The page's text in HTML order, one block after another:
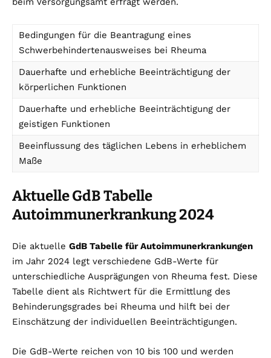
Bedingungen für die Beantragung eines
Schwerbehindertenausweises bei Rheuma
Dauerhafte und erhebliche Beeinträchtigung der
körperlichen Funktionen
Dauerhafte und erhebliche Beeinträchtigung der
geistigen Funktionen
Beeinflussung des täglichen Lebens in erheblichem
Maße
Aktuelle GdB Tabelle
Autoimmunerkrankung 2024
Die aktuelle GdB Tabelle für Autoimmunerkrankungen
im Jahr 2024 legt verschiedene GdB-Werte für
unterschiedliche Ausprägungen von Rheuma fest. Diese
Tabelle dient als Richtwert für die Ermittlung des
Behinderungsgrades bei Rheuma und hilft bei der
Einschätzung der individuellen Beeinträchtigungen.
Die GdB-Werte reichen von 10 bis 100 und werden